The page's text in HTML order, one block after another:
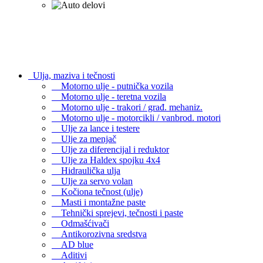
Ulja, maziva i tečnosti
Motorno ulje - putnička vozila
Motorno ulje - teretna vozila
Motorno ulje - trakori / građ. mehaniz.
Motorno ulje - motorcikli / vanbrod. motori
Ulje za lance i testere
Ulje za menjač
Ulje za diferencijal i reduktor
Ulje za Haldex spojku 4x4
Hidraulička ulja
Ulje za servo volan
Kočiona tečnost (ulje)
Masti i montažne paste
Tehnički sprejevi, tečnosti i paste
Odmašćivači
Antikorozivna sredstva
AD blue
Aditivi